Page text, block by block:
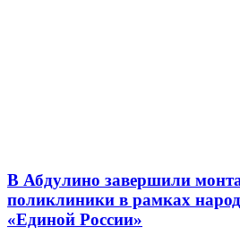
В Абдулино завершили
поликлиники в рамках
«Единой России»